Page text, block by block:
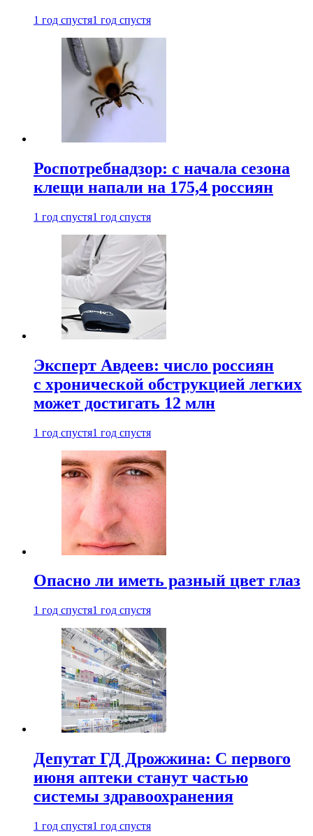
1 год спустя1 год спустя
Роспотребнадзор: с начала сезона
клещи напали на 175,4 россиян
1 год спустя1 год спустя
Эксперт Авдеев: число россиян
с хронической обструкцией легких
может достигать 12 млн
1 год спустя1 год спустя
Опасно ли иметь разный цвет глаз
1 год спустя1 год спустя
Депутат ГД Дрожжина: С первого
июня аптеки станут частью
системы здравоохранения
1 год спустя1 год спустя